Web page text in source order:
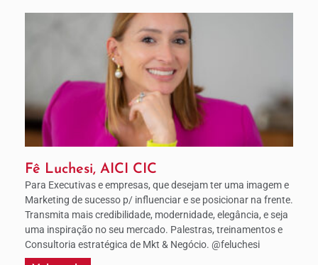
Fê Luchesi, AICI CIC
Para Executivas e empresas, que desejam ter uma imagem e
Marketing de sucesso p/ influenciar e se posicionar na frente.
Transmita mais credibilidade, modernidade, elegância, e seja
uma inspiração no seu mercado. Palestras, treinamentos e
Consultoria estratégica de Mkt & Negócio. @feluchesi